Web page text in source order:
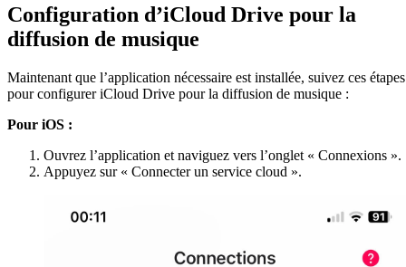
Configuration d’iCloud Drive pour la
diffusion de musique
Maintenant que l’application nécessaire est installée, suivez ces étapes
pour configurer iCloud Drive pour la diffusion de musique :
Pour iOS :
Ouvrez l’application et naviguez vers l’onglet « Connexions ».
Appuyez sur « Connecter un service cloud ».